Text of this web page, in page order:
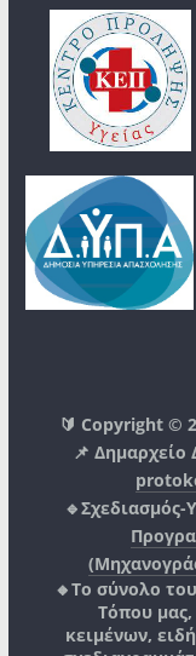
🔰 Copyright ©
📌
🔸Το σύνολο
Τόπου
κειμένων,